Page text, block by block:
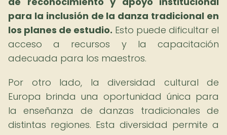
para la inclusión de la danza tradicional en
los planes de estudio. Esto puede dificultar el
acceso a recursos y la capacitación
adecuada para los maestros.
Por otro lado, la diversidad cultural de
Europa brinda una oportunidad única para
la enseñanza de danzas tradicionales de
distintas regiones. Esta diversidad permite a